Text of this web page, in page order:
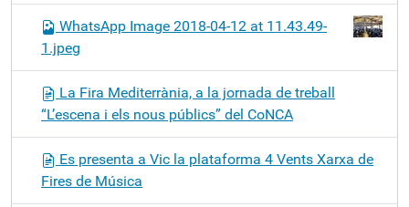
WhatsApp Image 2018-04-12 at 11.43.49-
1.jpeg
La Fira Mediterrània, a la jornada de treball
“L’escena i els nous públics” del CoNCA
Es presenta a Vic la plataforma 4 Vents Xarxa de
Fires de Música